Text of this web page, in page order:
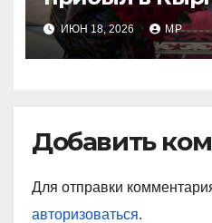
ИЮН 18, 2026 MP
Добавить
Для отправки
авторизоваться.